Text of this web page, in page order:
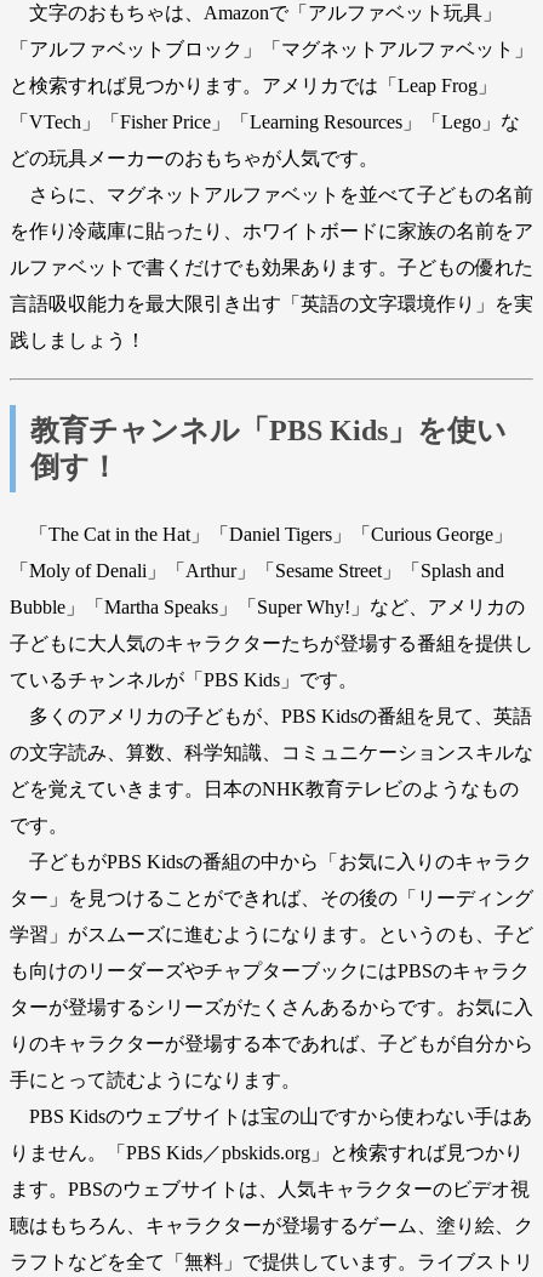
文字のおもちゃは、Amazonで「アルファベット玩具」
「アルファベットブロック」「マグネットアルファベット」
と検索すれば見つかります。アメリカでは「Leap Frog」
「VTech」「Fisher Price」「Learning Resources」「Lego」な
どの玩具メーカーのおもちゃが人気です。
さらに、マグネットアルファベットを並べて子どもの名前
を作り冷蔵庫に貼ったり、ホワイトボードに家族の名前をア
ルファベットで書くだけでも効果あります。子どもの優れた
言語吸収能力を最大限引き出す「英語の文字環境作り」を実
践しましょう！
教育チャンネル「PBS Kids」を使い
倒す！
「The Cat in the Hat」「Daniel Tigers」「Curious George」
「Moly of Denali」「Arthur」「Sesame Street」「Splash and
Bubble」「Martha Speaks」「Super Why!」など、アメリカの
子どもに大人気のキャラクターたちが登場する番組を提供し
ているチャンネルが「PBS Kids」です。
多くのアメリカの子どもが、PBS Kidsの番組を見て、英語
の文字読み、算数、科学知識、コミュニケーションスキルな
どを覚えていきます。日本のNHK教育テレビのようなもの
です。
子どもがPBS Kidsの番組の中から「お気に入りのキャラク
ター」を見つけることができれば、その後の「リーディング
学習」がスムーズに進むようになります。というのも、子ど
も向けのリーダーズやチャプターブックにはPBSのキャラク
ターが登場するシリーズがたくさんあるからです。お気に入
りのキャラクターが登場する本であれば、子どもが自分から
手にとって読むようになります。
PBS Kidsのウェブサイトは宝の山ですから使わない手はあ
りません。「PBS Kids／pbskids.org」と検索すれば見つかり
ます。PBSのウェブサイトは、人気キャラクターのビデオ視
聴はもちろん、キャラクターが登場するゲーム、塗り絵、ク
ラフトなどを全て「無料」で提供しています。ライブストリ